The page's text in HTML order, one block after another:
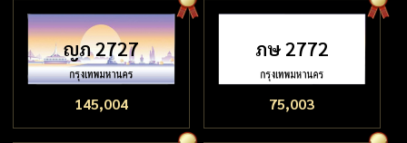
ญภ 2727
145,004
ภษ 2772
75,003